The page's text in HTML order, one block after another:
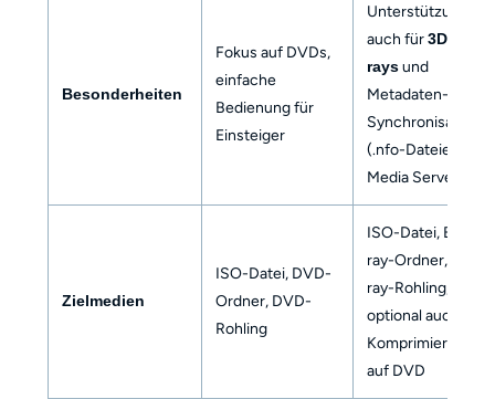
Besonderheiten
Fokus auf DVDs,
einfache
Bedienung für
Einsteiger
Unterstützung
auch für3D-Blu-
raysund
Metadaten-
Synchronisation
(.nfo-Dateien für
Media Server)
Zielmedien
ISO-Datei, DVD-
Ordner, DVD-
Rohling
ISO-Datei, Blu-
ray-Ordner, Blu-
ray-Rohling,
optional auch
Komprimierung
auf DVD